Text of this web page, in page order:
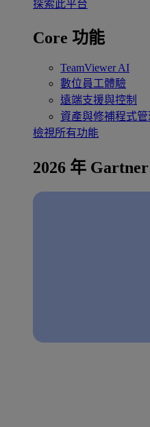
探索此平台
Core 功能
TeamViewer AI
數位員工體驗
遠端支援與控制
資產與修補程式管
檢視所有功能
2026 年